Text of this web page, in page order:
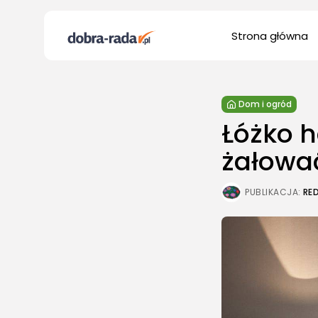
Strona główna
Search
for:
Dom i ogród
Łóżko
PUBLIKACJA: